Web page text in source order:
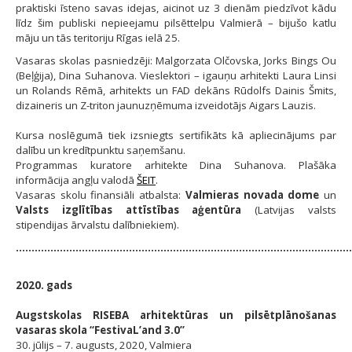
praktiski īsteno savas idejas, aicinot uz 3 dienām piedzīvot kādu
līdz šim publiski nepieejamu pilsēttelpu Valmierā – bijušo katlu
māju un tās teritoriju Rīgas ielā 25.
Vasaras skolas pasniedzēji: Malgorzata Olčovska, Jorks Bings Ou
(Beļģija), Dina Suhanova. Vieslektori – igauņu arhitekti Laura Linsi
un Rolands Rēmā, arhitekts un FAD dekāns Rūdolfs Dainis Šmits,
dizaineris un Z-triton jaunuzņēmuma izveidotājs Aigars Lauzis.
Kursa noslēgumā tiek izsniegts sertifikāts kā apliecinājums par
dalību un kredītpunktu saņemšanu.
Programmas kuratore arhitekte Dina Suhanova. Plašāka
informācija angļu valodā ŠEIT.
Vasaras skolu finansiāli atbalsta: Valmieras novada dome un
Valsts izglītības attīstības aģentūra (Latvijas valsts
stipendijas ārvalstu dalībniekiem).
2020. gads
Augstskolas RISEBA arhitektūras un pilsētplānošanas
vasaras skola “FestivaL’and 3.0”
30. jūlijs – 7. augusts, 2020, Valmiera